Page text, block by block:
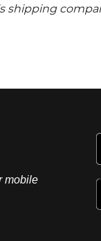
shipping
mobile